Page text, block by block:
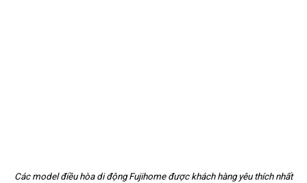
Các model điều hòa di động Fujihome được khách hàng yêu thích nhất